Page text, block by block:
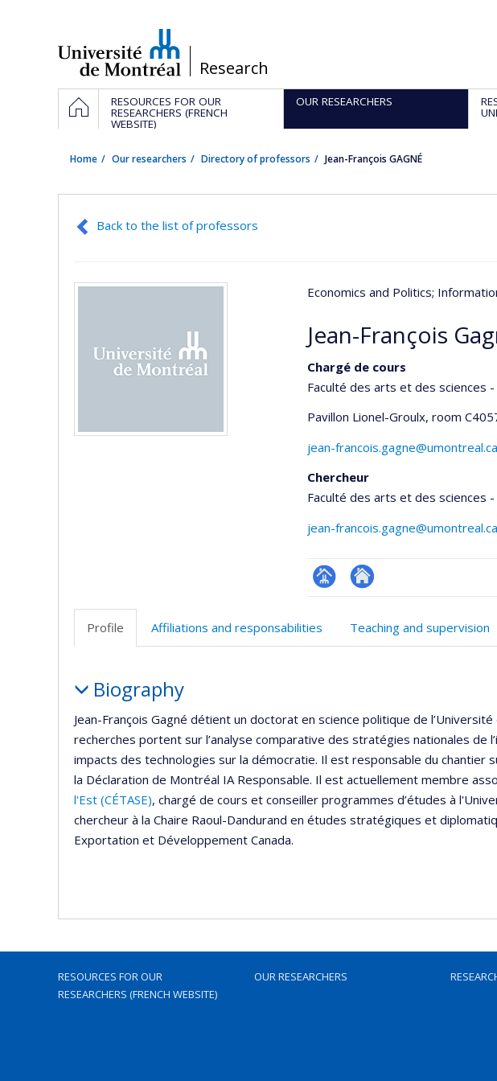
/Research
Navigation
principale
HOMERESOURCES FOR OUR
RESEARCHERS (FRENCH
WEBSITE)
OUR RESEARCHERS
Home Our researchers Directory of professors Jean-François GAGNÉ
Back to the list of professors
Economics and Politics;
Jean-François
Chargé de cours
Faculté des arts et des sciences
Pavillon Lionel-Groulx, room
jean-francois.gagne@umontreal.ca
Chercheur
Faculté des arts et des sciences
jean-francois.gagne@umontreal.ca
Page
(faculté,département,école)
Site
Profile Affiliations and responsabilities Teaching and supervision
Biography
Jean-François Gagné détient un doctorat en science politique de
recherches portent sur l’analyse comparative des stratégies nationales de
impacts des technologies sur la démocratie. Il est responsable du chantier
la Déclaration de Montréal IA Responsable. Il est actuellement membre
l'Est (CÉTASE), chargé de cours et conseiller programmes d’études à
chercheur à la Chaire Raoul-Dandurand en études stratégiques et
Exportation et Développement Canada.
RESOURCES FOR OUR
RESEARCHERS (FRENCH WEBSITE)
OUR RESEARCHERS